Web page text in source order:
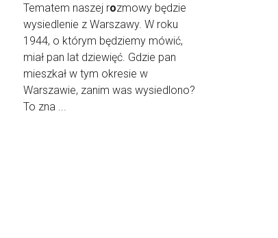
Tematem naszej rozmowy będzie
wysiedlenie z Warszawy. W roku
1944, o którym będziemy mówić,
miał pan lat dziewięć. Gdzie pan
mieszkał w tym okresie w
Warszawie, zanim was wysiedlono?
To zna ...